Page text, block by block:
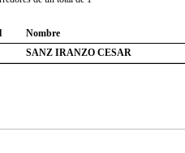
Nombre
SANZ IRANZO CESAR